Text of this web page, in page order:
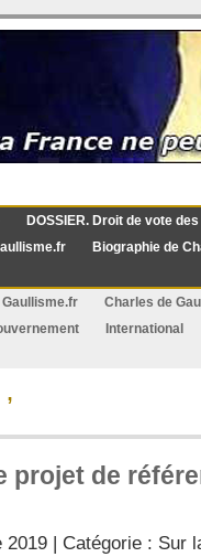
DOSSIER. Droit de vote
Biographie de
Charles de
International
projet de
2019 | Catégorie : Sur